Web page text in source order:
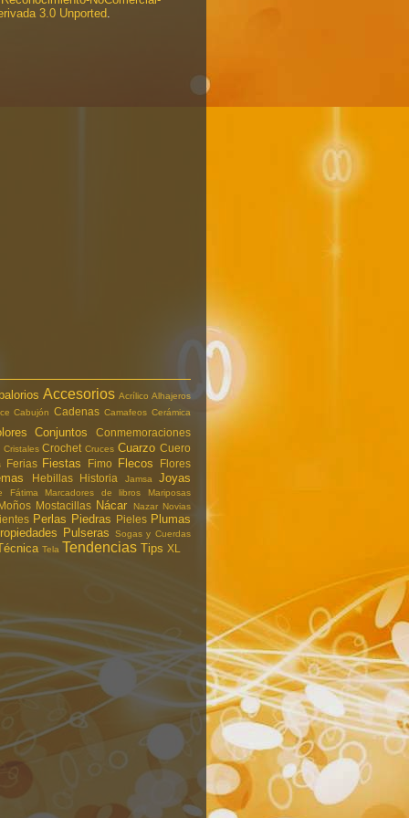
3.0 Unported.
Accesorios Acrílico Alhajeros
Cabujón Cadenas Camafeos Cerámica
Conjuntos Conmemoraciones
Cristales Crochet Cruces Cuarzo Cuero
Ferias Fiestas Fimo Flecos Flores
Hebillas Historia Jamsa Joyas
Fátima Marcadores de libros Mariposas
Mostacillas Nácar Nazar Novias
Perlas Piedras Pieles Plumas
Pulseras Sogas y Cuerdas
Tela Tendencias Tips XL